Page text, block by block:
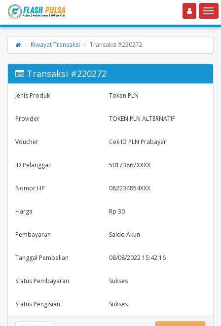
Toggle navigation
Riwayat Transaksi Transaksi #220272
Transaksi #220272
Jenis Produk Token PLN
Provider TOKEN PLN ALTERNATIF
Voucher Cek ID PLN Prabayar
ID Pelanggan 50173867XXXX
Nomor HP 082234854XXX
Harga Rp 30
Pembayaran Saldo Akun
Tanggal Pembelian 08/08/2022 15:42:16
Status Pembayaran Sukses
Status Pengisian Sukses